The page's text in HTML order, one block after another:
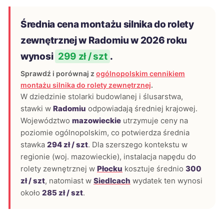
Średnia cena montażu silnika do rolety
zewnętrznej w Radomiu w 2026 roku
wynosi 299 zł / szt .
Sprawdź i porównaj z ogólnopolskim cennikiem
montażu silnika do rolety zewnętrznej.
W dziedzinie stolarki budowlanej i ślusarstwa,
stawki w Radomiu odpowiadają średniej krajowej.
Województwo mazowieckie utrzymuje ceny na
poziomie ogólnopolskim, co potwierdza średnia
stawka 294 zł / szt. Dla szerszego kontekstu w
regionie (woj. mazowieckie), instalacja napędu do
rolety zewnętrznej w Płocku kosztuje średnio 300
zł / szt, natomiast w Siedlcach wydatek ten wynosi
około 285 zł / szt.